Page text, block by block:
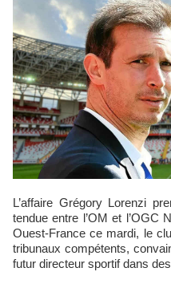
L’affaire Grégory Lorenzi prend une tournure particulièrement
tendue entre l’OM et l’OGC
Ouest-France ce mardi, le
tribunaux compétents,
futur directeur sportif dans